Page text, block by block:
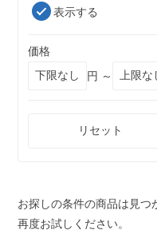
表示する
価格
円 ～
リセット
お探しの条件の商品は見つ
再度お試しください。